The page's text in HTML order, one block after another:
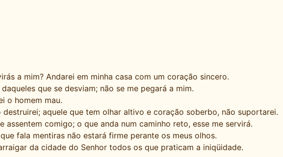
a mim? Andarei em minha casa com um coração sincero.
que se desviam; não se me pegará a mim.
o homem mau.
aquele que tem olhar altivo e coração soberbo, não suportarei.
comigo; o que anda num caminho reto, esse me servirá.
fala mentiras não estará firme perante os meus olhos.
da cidade do Senhor todos os que praticam a iniqüidade.